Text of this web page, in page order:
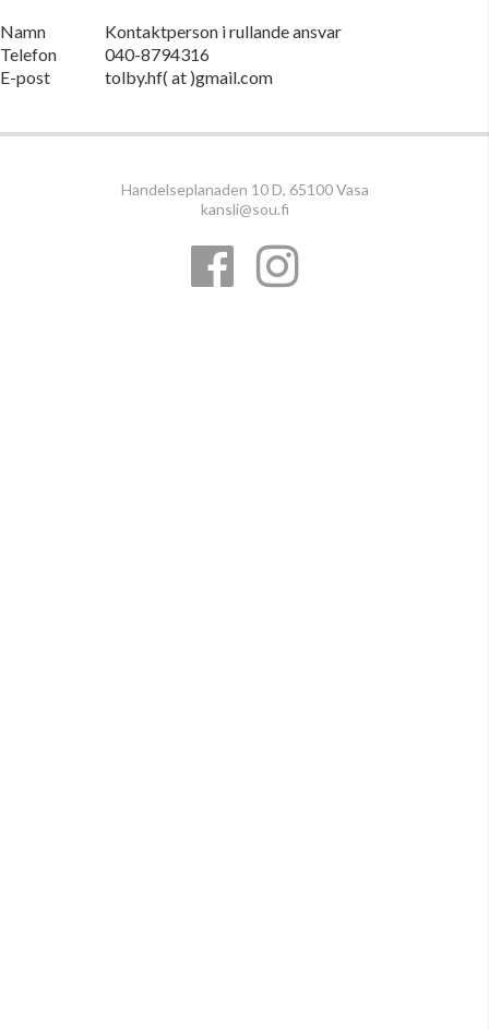
Namn
Kontaktperson i rullande ansvar
Telefon
040-8794316
E-post
tolby.hf( at )gmail.com
Handelseplanaden 10 D, 65100 Vasa
kansli@sou.fi